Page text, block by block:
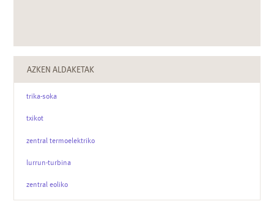
AZKEN ALDAKETAK
trika-soka
txikot
zentral termoelektriko
lurrun-turbina
zentral eoliko